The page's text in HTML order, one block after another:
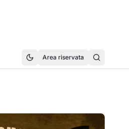
Area riservata